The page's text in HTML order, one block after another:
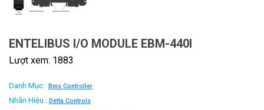
ENTELIBUS I/O MODULE EBM-440I
Lượt xem: 1883
Danh Mục : Bms Controller
Nhãn Hiệu : Delta Controls